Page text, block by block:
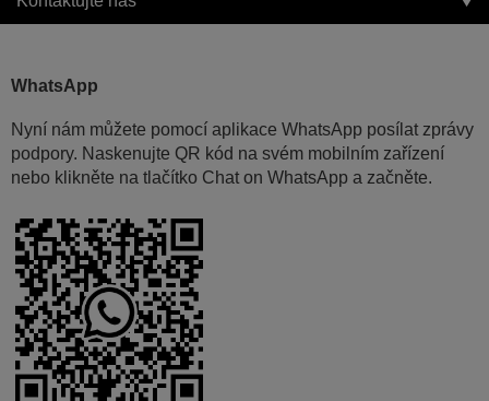
WhatsApp
Nyní nám můžete pomocí aplikace WhatsApp posílat zprávy
podpory. Naskenujte QR kód na svém mobilním zařízení
nebo klikněte na tlačítko Chat on WhatsApp a začněte.